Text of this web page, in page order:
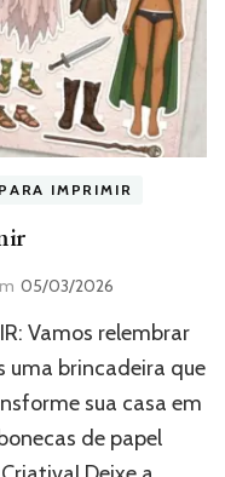
IMPRIMIR
05/03/2026
Vamos relembrar
uma brincadeira que
sua casa em
de papel